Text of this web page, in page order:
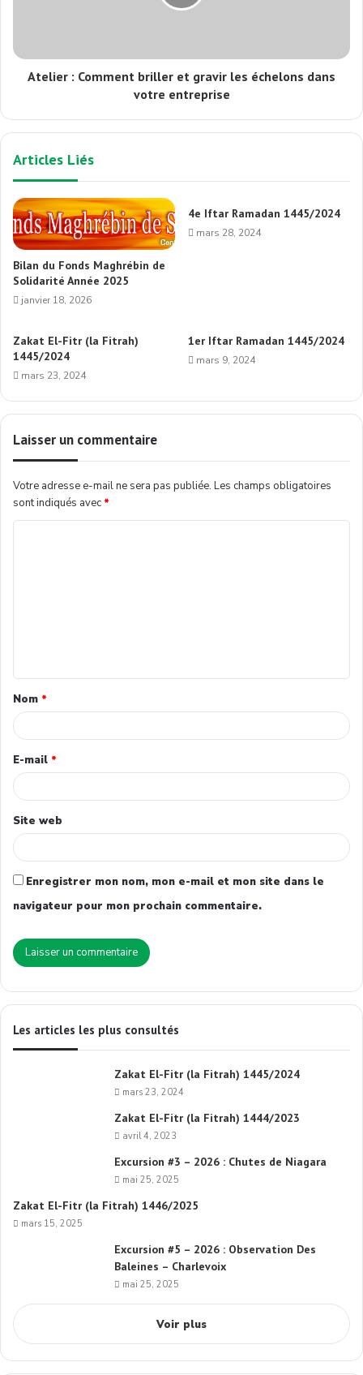
Atelier : Comment briller et gravir les échelons dans
votre entreprise
Articles Liés
Bilan du Fonds Maghrébin de
Solidarité Année 2025
janvier 18, 2026
4e Iftar Ramadan 1445/2024
mars 28, 2024
Zakat El-Fitr (la Fitrah)
1445/2024
mars 23, 2024
1er Iftar Ramadan 1445/2024
mars 9, 2024
Laisser un commentaire
Votre adresse e-mail ne sera pas publiée. Les champs obligatoires
sont indiqués avec *
Nom *
E-mail *
Site web
Enregistrer mon nom, mon e-mail et mon site dans le
navigateur pour mon prochain commentaire.
Les articles les plus consultés
Zakat El-Fitr (la Fitrah) 1445/2024
mars 23, 2024
Zakat El-Fitr (la Fitrah) 1444/2023
avril 4, 2023
Excursion #3 – 2026 : Chutes de Niagara
mai 25, 2025
Zakat El-Fitr (la Fitrah) 1446/2025
mars 15, 2025
Excursion #5 – 2026 : Observation Des
Baleines – Charlevoix
mai 25, 2025
Voir plus